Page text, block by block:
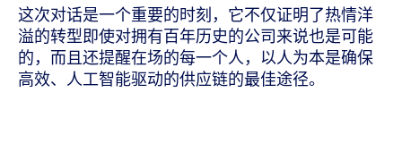
这次对话是一个重要的时刻，它不仅证明了热情洋
溢的转型即使对拥有百年历史的公司来说也是可能
的，而且还提醒在场的每一个人，以人为本是确保
高效、人工智能驱动的供应链的最佳途径。